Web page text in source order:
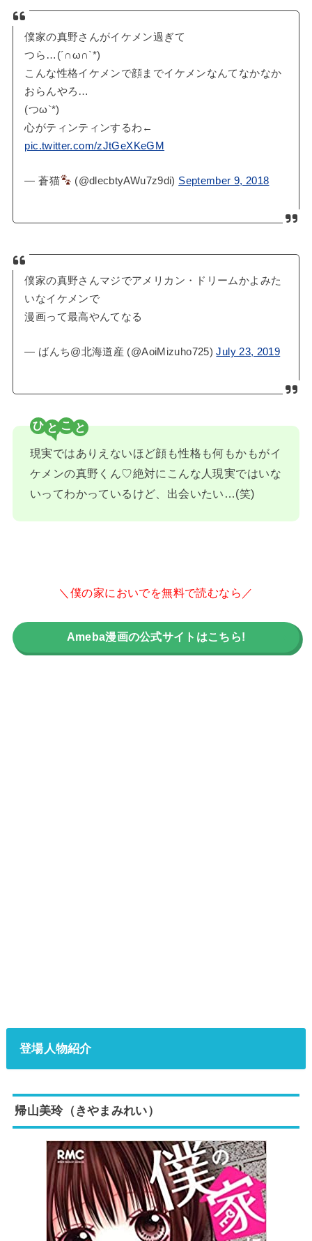
僕家の真野さんがイケメン過ぎて
つら…(´∩ω∩`*)
こんな性格イケメンで顔までイケメンなんてなかなか
おらんやろ…
(つω`*)
心がティンティンするわ←
pic.twitter.com/zJtGeXKeGM
— 蒼猫 (@dlecbtyAWu7z9di) September 9, 2018
僕家の真野さんマジでアメリカン・ドリームかよみた
いなイケメンで
漫画って最高やんてなる
— ばんち@北海道産 (@AoiMizuho725)July 23, 2019
ひ こ
現実ではありえないほど顔も性格も何もかもがイ
ケメンの真野くん♡絶対にこんな人現実ではいな
いってわかっているけど、出会いたい…(笑)
＼僕の家においでを無料で読むなら／
Ameba漫画の公式サイトはこちら!
登場人物紹介
帰山美玲（きやまみれい）